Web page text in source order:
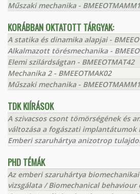
Műszaki mechanika - BMEEOTMAMM1
KORÁBBAN OKTATOTT TÁRGYAK:
A statika és dinamika alapjai -
Alkalmazott törésmechanika -
Elemi szilárdságtan - BMEEOTMAT42
Mechanika 2 - BMEEOTMAK02
Műszaki mechanika - BMEEOTMAMM1
TDK KIÍRÁSOK
A szivacsos csont tömörségének és
változása a fogászati implantátumok
Emberi szaruhártya anizotrop
PHD TÉMÁK
Az emberi szaruhártya
vizsgálata / Biomechanical